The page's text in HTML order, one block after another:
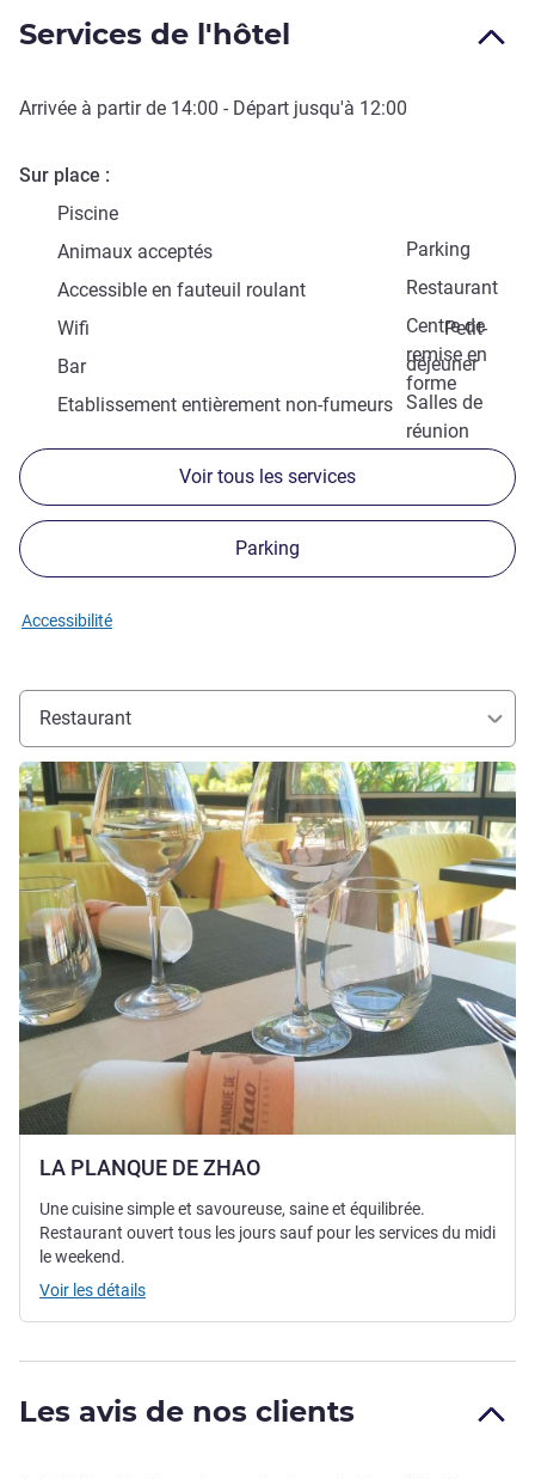
Services de l'hôtel
Arrivée à partir de 14:00 - Départ jusqu'à 12:00
Sur place
Piscine
Parking
Animaux acceptés
Restaurant
Accessible en fauteuil roulant
Centre de
remise en
forme
Wifi
Petit-
déjeuner
Bar
Salles de
réunion
Etablissement entièrement non-fumeurs
Voir tous les services
Parking
Accessibilité
Restaurant
LA PLANQUE DE ZHAO
Voir les détails
Une cuisine simple et savoureuse, saine et équilibrée.
Restaurant ouvert tous les jours sauf pour les services du midi
le weekend.
Voir les détails
Les avis de nos clients